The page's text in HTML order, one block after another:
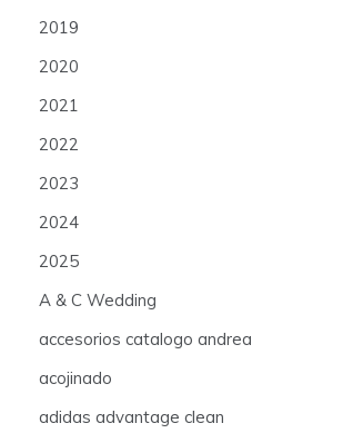
2019
2020
2021
2022
2023
2024
2025
A & C Wedding
accesorios catalogo andrea
acojinado
adidas advantage clean